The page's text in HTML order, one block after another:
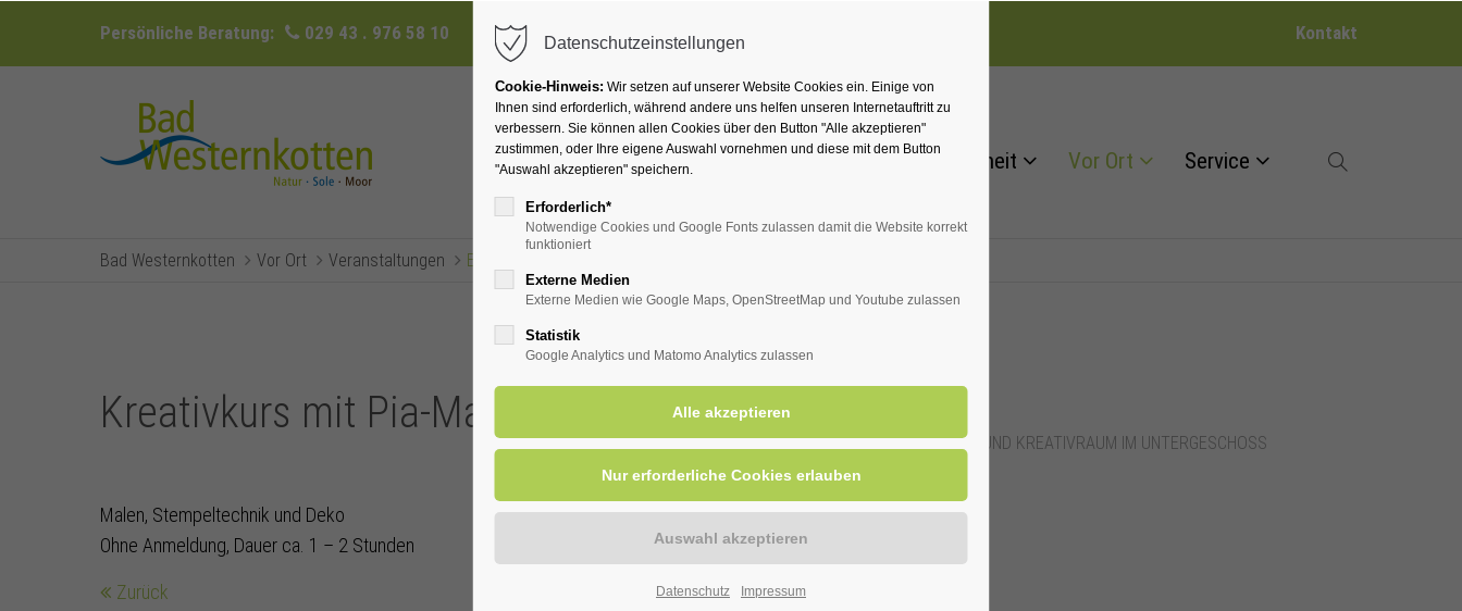
Persönliche Beratung: 029 43 . 976 58 10 info@badwesternkotten.de Kontakt
Ihr Heilbad Übernachten Für Ihre Gesundheit Vor Ort Service
Bad Westernkotten Vor Ort Veranstaltungen Eventsreader (Timeline)
Kreativkurs mit Pia-Marie und Petra
ORT: KLINIK WIESENGRUND KREATIVRAUM IM UNTERGESCHOSS
Malen, Stempeltechnik und Deko
Ohne Anmeldung, Dauer ca. 1 – 2 Stunden
Zurück
Datenschutzeinstellungen
Cookie-Hinweis: Wir setzen auf unserer Website Cookies ein. Einige von
Ihnen sind erforderlich, während andere uns helfen unseren Internetauftritt zu
verbessern. Sie können allen Cookies über den Button "Alle akzeptieren"
zustimmen, oder Ihre eigene Auswahl vornehmen und diese mit dem Button
"Auswahl akzeptieren" speichern.
Erforderlich*
Notwendige Cookies und Google Fonts zulassen damit die Website korrekt
funktioniert
Externe Medien
Externe Medien wie Google Maps, OpenStreetMap und Youtube zulassen
Statistik
Google Analytics und Matomo Analytics zulassen
Datenschutz Impressum